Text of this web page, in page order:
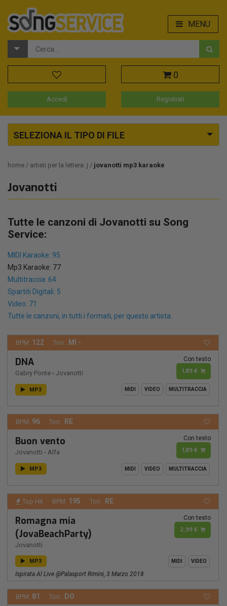
MENU
0
Accedi Registrati
SELEZIONA IL TIPO DI FILE
home artisti per la lettera: j jovanotti mp3 karaoke
Jovanotti
Tutte le canzoni di Jovanotti su Song
Service:
MIDI Karaoke: 95
Mp3 Karaoke: 77
Multitraccia: 64
Spartiti Digitali: 5
Video: 71
Tutte le canzoni, in tutti i formati, per questo artista.
BPM: 122 Ton.: MI -
DNA
Gabry Ponte - Jovanotti
Con testo
1,89 €
MP3 MIDI VIDEO MULTITRACCIA
BPM: 96 Ton.: RE
Buon vento
Jovanotti - Alfa
Con testo
1,89 €
MP3 MIDI VIDEO MULTITRACCIA
Top Hit BPM: 195 Ton.: RE
Romagna mia
(JovaBeachParty)
Jovanotti
Con testo
2,99 €
MP3 MIDI VIDEO
Ispirata Al Live @Palasport Rimini, 3 Marzo 2018
BPM: 81 Ton.: DO